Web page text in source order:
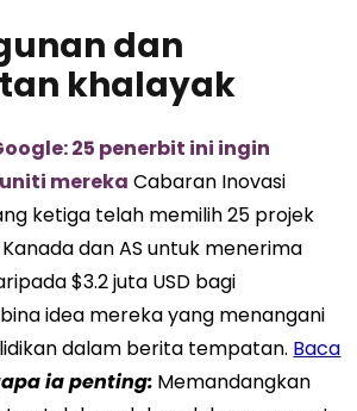
dan
khalayak
25 penerbit ini ingin
mereka Cabaran Inovasi
ketiga telah memilih 25 projek
dan AS untuk menerima
$3.2 juta USD bagi
idea mereka yang menangani
dalam berita tempatan. Baca
ia penting: Memandangkan